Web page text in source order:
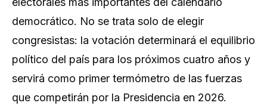
democrático. No se trata solo de elegir
congresistas: la votación determinará el equilibrio
político del país para los próximos cuatro años y
servirá como primer termómetro de las fuerzas
que competirán por la Presidencia en 2026.